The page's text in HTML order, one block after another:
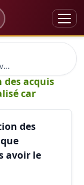
Validation d'acquis vae
des acquis
car
des
avoir le